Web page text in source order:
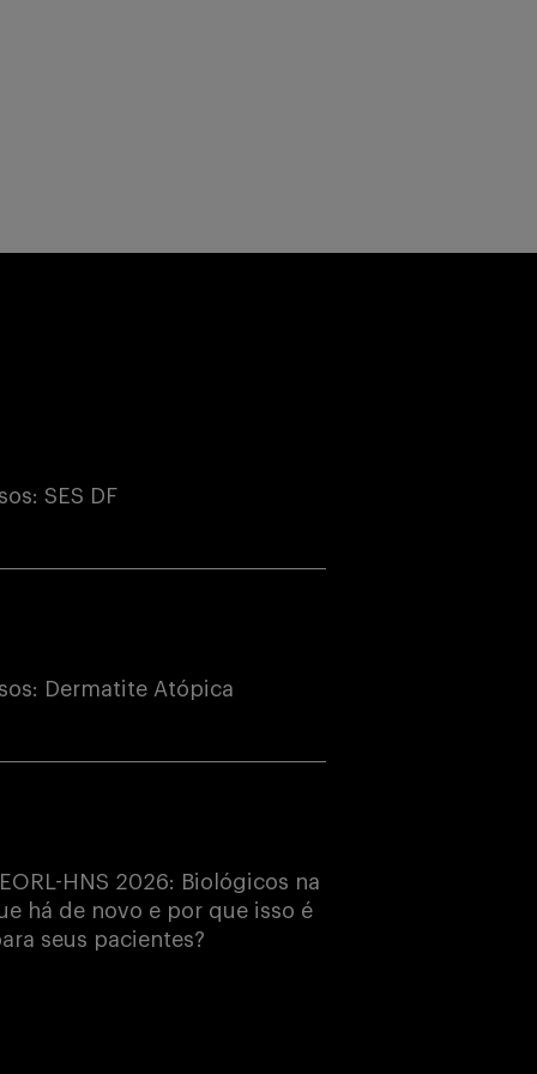
SES DF
Dermatite Atópica
HNS 2026: Biológicos na
há de novo e por que isso é
seus pacientes?